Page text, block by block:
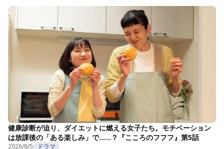
健康診断が迫り、ダイエットに燃える女子たち。モチベーション
は放課後の「ある楽しみ」で……？『こころのフフフ』第5話
2026/8/5 ドラマ